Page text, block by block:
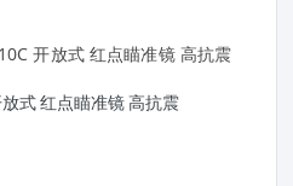
放式 红点瞄准镜 高抗震